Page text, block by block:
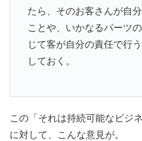
たら、そのお客さんが自
ことや、いかなるパーツ
じて客が自分の責任で行
しておく。
この「それは持続可能なビジ
に対して、こんな意見が。